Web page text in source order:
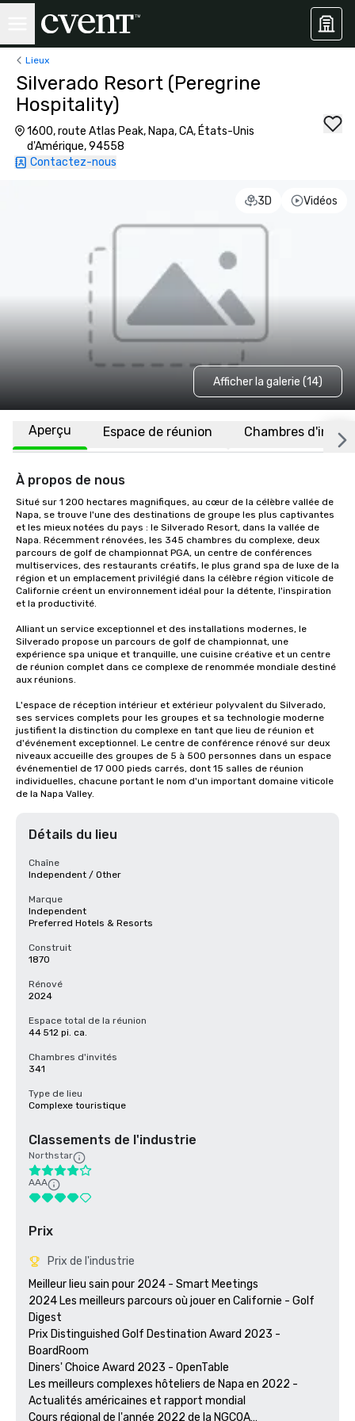
Lieux
Silverado Resort (Peregrine
Hospitality)
1600, route Atlas Peak, Napa, CA, États-Unis
d'Amérique, 94558
Contactez-nous
3D Vidéos
Afficher la galerie (14)
Aperçu Espace de réunion Chambres
À propos de nous
Situé sur 1 200 hectares magnifiques, au cœur de la célèbre vallée de
Napa, se trouve l'une des destinations de groupe les plus captivantes
et les mieux notées du pays : le Silverado Resort, dans la vallée de
Napa. Récemment rénovées, les 345 chambres du complexe, deux
parcours de golf de championnat PGA, un centre de conférences
multiservices, des restaurants créatifs, le plus grand spa de luxe de la
région et un emplacement privilégié dans la célèbre région viticole de
Californie créent un environnement idéal pour la détente, l'inspiration
et la productivité.
Alliant un service exceptionnel et des installations modernes, le
Silverado propose un parcours de golf de championnat, une
expérience spa unique et tranquille, une cuisine créative et un centre
de réunion complet dans ce complexe de renommée mondiale destiné
aux réunions.
L'espace de réception intérieur et extérieur polyvalent du Silverado,
ses services complets pour les groupes et sa technologie moderne
justifient la distinction du complexe en tant que lieu de réunion et
d'événement exceptionnel. Le centre de conférence rénové sur deux
niveaux accueille des groupes de 5 à 500 personnes dans un espace
événementiel de 17 000 pieds carrés, dont 15 salles de réunion
individuelles, chacune portant le nom d'un important domaine viticole
de la Napa Valley.
Détails du lieu
Chaîne
Independent / Other
Marque
Independent
Preferred Hotels & Resorts
Construit
1870
Rénové
2024
Espace total de la réunion
44 512 pi. ca.
Chambres d'invités
341
Type de lieu
Complexe touristique
Classements de l'industrie
Northstar
AAA
Prix
Prix de l'industrie
Meilleur lieu sain pour 2024 - Smart Meetings
2024 Les meilleurs parcours où jouer en Californie - Golf
Digest
Prix Distinguished Golf Destination Award 2023 -
BoardRoom
Diners' Choice Award 2023 - OpenTable
Les meilleurs complexes hôteliers de Napa en 2022 -
Actualités américaines et rapport mondial
Cours régional de l'année 2022 de la NGCOA